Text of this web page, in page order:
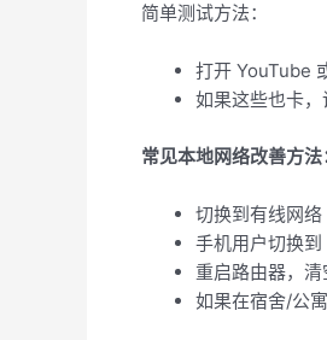
简单测试方法：
打开 YouTube
如果这些也卡
常见本地网络改善方法
切换到有线网
手机用户切换到
重启路由器，
如果在宿舍/公